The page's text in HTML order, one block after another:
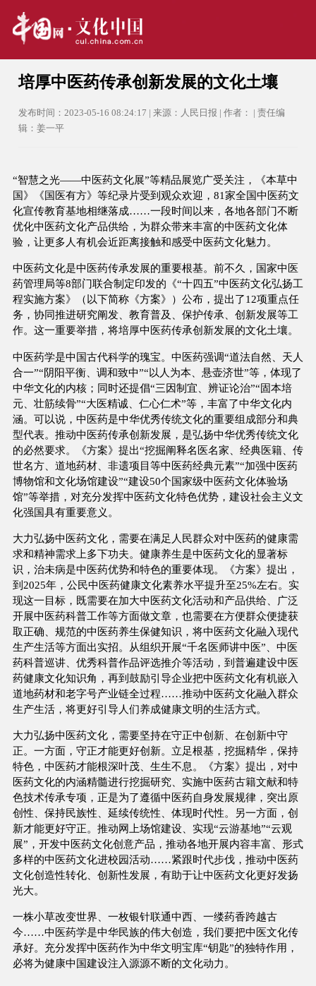
培厚中医药传承创新发展的文化土壤
发布时间：2023-05-16 08:24:17 | 来源：人民日报 | 作者： | 责任编
辑：姜一平
“智慧之光——中医药文化展”等精品展览广受关注，《本草中
国》《国医有方》等纪录片受到观众欢迎，81家全国中医药文
化宣传教育基地相继落成……一段时间以来，各地各部门不断
优化中医药文化产品供给，为群众带来丰富的中医药文化体
验，让更多人有机会近距离接触和感受中医药文化魅力。
中医药文化是中医药传承发展的重要根基。前不久，国家中医
药管理局等8部门联合制定印发的《“十四五”中医药文化弘扬工
程实施方案》（以下简称《方案》）公布，提出了12项重点任
务，协同推进研究阐发、教育普及、保护传承、创新发展等工
作。这一重要举措，将培厚中医药传承创新发展的文化土壤。
中医药学是中国古代科学的瑰宝。中医药强调“道法自然、天人
合一”“阴阳平衡、调和致中”“以人为本、悬壶济世”等，体现了
中华文化的内核；同时还提倡“三因制宜、辨证论治”“固本培
元、壮筋续骨”“大医精诚、仁心仁术”等，丰富了中华文化内
涵。可以说，中医药是中华优秀传统文化的重要组成部分和典
型代表。推动中医药传承创新发展，是弘扬中华优秀传统文化
的必然要求。《方案》提出“挖掘阐释名医名家、经典医籍、传
世名方、道地药材、非遗项目等中医药经典元素”“加强中医药
博物馆和文化场馆建设”“建设50个国家级中医药文化体验场
馆”等举措，对充分发挥中医药文化特色优势，建设社会主义文
化强国具有重要意义。
大力弘扬中医药文化，需要在满足人民群众对中医药的健康需
求和精神需求上多下功夫。健康养生是中医药文化的显著标
识，治未病是中医药优势和特色的重要体现。《方案》提出，
到2025年，公民中医药健康文化素养水平提升至25%左右。实
现这一目标，既需要在加大中医药文化活动和产品供给、广泛
开展中医药科普工作等方面做文章，也需要在方便群众便捷获
取正确、规范的中医药养生保健知识，将中医药文化融入现代
生产生活等方面出实招。从组织开展“千名医师讲中医”、中医
药科普巡讲、优秀科普作品评选推介等活动，到普遍建设中医
药健康文化知识角，再到鼓励引导企业把中医药文化有机嵌入
道地药材和老字号产业链全过程……推动中医药文化融入群众
生产生活，将更好引导人们养成健康文明的生活方式。
大力弘扬中医药文化，需要坚持在守正中创新、在创新中守
正。一方面，守正才能更好创新。立足根基，挖掘精华，保持
特色，中医药才能根深叶茂、生生不息。《方案》提出，对中
医药文化的内涵精髓进行挖掘研究、实施中医药古籍文献和特
色技术传承专项，正是为了遵循中医药自身发展规律，突出原
创性、保持民族性、延续传统性、体现时代性。另一方面，创
新才能更好守正。推动网上场馆建设、实现“云游基地”“云观
展”，开发中医药文化创意产品，推动各地开展内容丰富、形式
多样的中医药文化进校园活动……紧跟时代步伐，推动中医药
文化创造性转化、创新性发展，有助于让中医药文化更好发扬
光大。
一株小草改变世界、一枚银针联通中西、一缕药香跨越古
今……中医药学是中华民族的伟大创造，我们要把中医文化传
承好。充分发挥中医药作为中华文明宝库“钥匙”的独特作用，
必将为健康中国建设注入源源不断的文化动力。